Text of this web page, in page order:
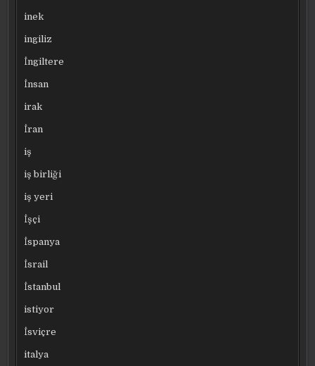
inek
ingiliz
İngiltere
İnsan
irak
İran
iş
iş birliği
iş yeri
İşçi
İspanya
İsrail
İstanbul
istiyor
İsviçre
italya